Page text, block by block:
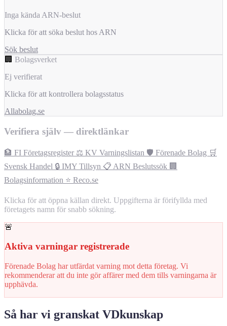
Inga kända ARN-beslut
Klicka för att söka beslut hos ARN
Sök beslut
🏢 Bolagsverket
Ej verifierat
Klicka för att kontrollera bolagsstatus
Allabolag.se
Verifiera själv — direktlänkar
🏦 FI Företagsregister ⚖️ KV Varningslistan 🛡️ Förenade Bolag 🛒
Svensk Handel 🔒 IMY Tillsyn 📋 ARN Beslutssök 🏢
Bolagsinformation ⭐ Reco.se
Klicka för att öppna källan direkt. Uppgifterna är förifyllda med
företagets namn för snabb sökning.
🚨
Aktiva varningar registrerade
Förenade Bolag har utfärdat varning mot detta företag. Vi
rekommenderar att du inte gör affärer med dem tills varningarna är
upphävda.
Så har vi granskat VDkunskap